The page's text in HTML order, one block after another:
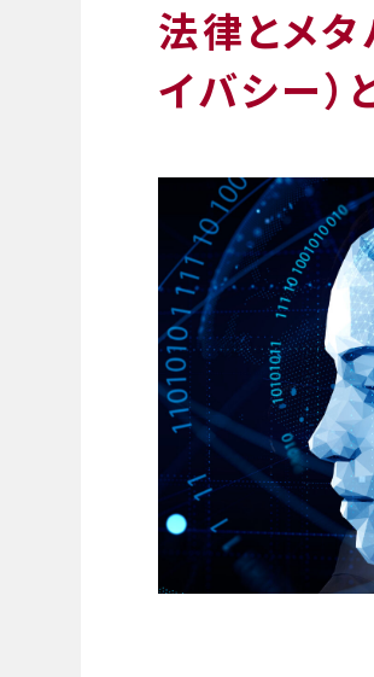
法律とメ
イバシー）